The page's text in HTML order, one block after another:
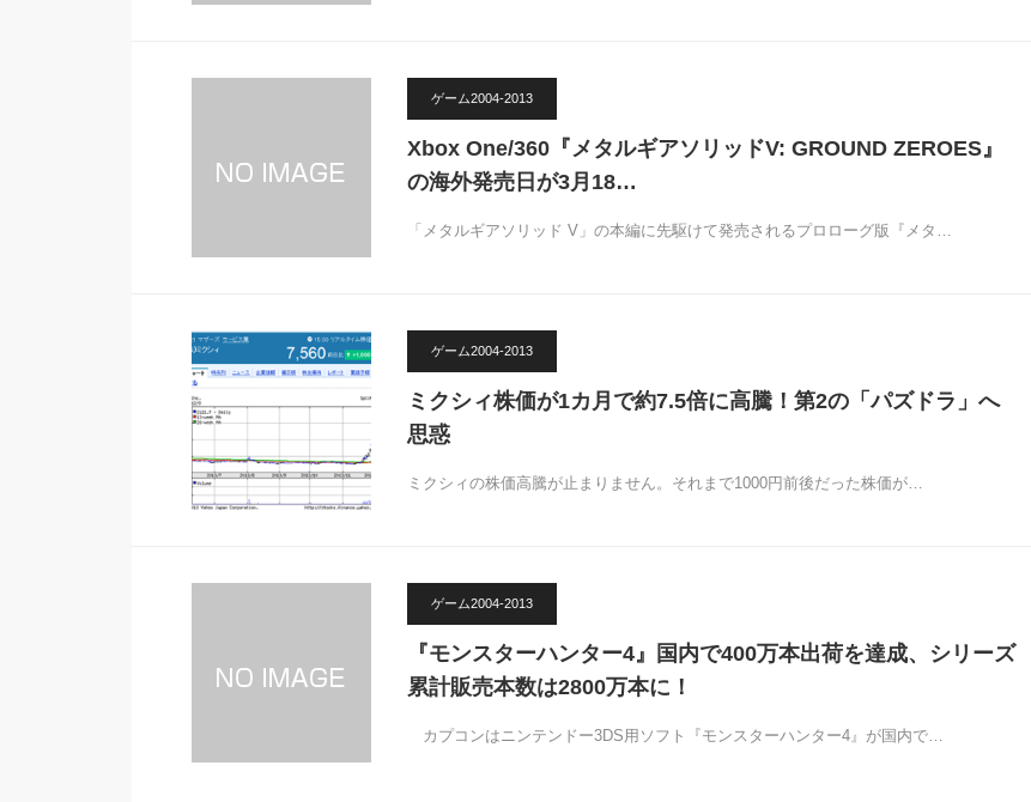
ゲーム2004-2013
Xbox One/360『メタルギアソリッドV: GROUND ZEROES』
の海外発売日が3月18…
「メタルギアソリッド V」の本編に先駆けて発売されるプロローグ版『メタ…
ゲーム2004-2013
ミクシィ株価が1カ月で約7.5倍に高騰！第2の「パズドラ」へ
思惑
ミクシィの株価高騰が止まりません。それまで1000円前後だった株価が…
ゲーム2004-2013
『モンスターハンター4』国内で400万本出荷を達成、シリーズ
累計販売本数は2800万本に！
カプコンはニンテンドー3DS用ソフト『モンスターハンター4』が国内で…